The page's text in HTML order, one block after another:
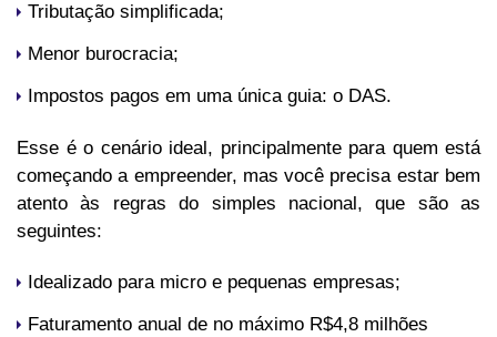
Tributação simplificada;
Menor burocracia;
Impostos pagos em uma única guia: o DAS.
Esse é o cenário ideal, principalmente para quem está
começando a empreender, mas você precisa estar bem
atento às regras do simples nacional, que são as
seguintes:
Idealizado para micro e pequenas empresas;
Faturamento anual de no máximo R$4,8 milhões